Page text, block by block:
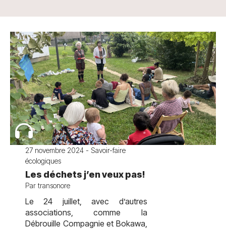
27 novembre 2024 - Savoir-faire
écologiques
Les déchets j’en veux pas!
Par transonore
Le 24 juillet, avec d’autres
associations, comme la
Débrouille Compagnie et Bokawa,